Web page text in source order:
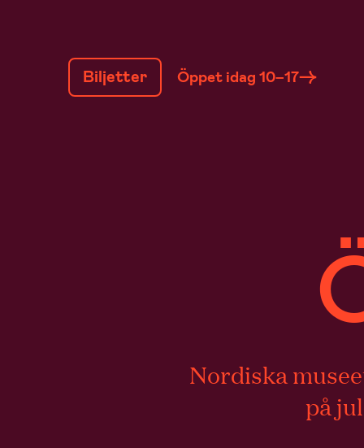
Biljetter Öppet idag 10–17
Nordiska
på